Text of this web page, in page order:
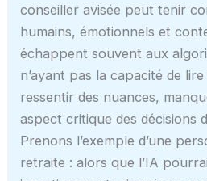
conseiller avisée peut tenir
humains, émotionnels et
échappent souvent aux
n’ayant pas la capacité de
ressentir des nuances,
aspect critique des décisions
Prenons l’exemple d’une
retraite : alors que l’IA